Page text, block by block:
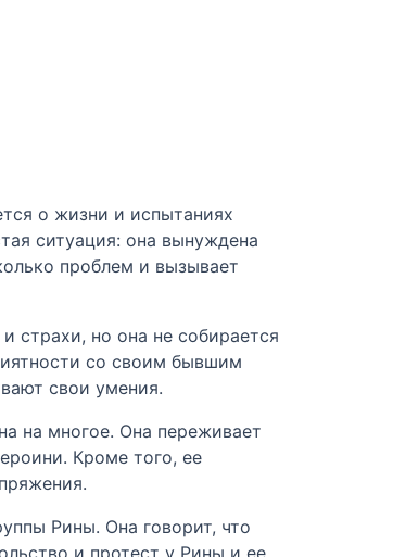
о жизни и испытаниях
ситуация: она вынуждена
проблем и вызывает
страхи, но она не собирается
со своим бывшим
свои умения.
на многое. Она переживает
Кроме того, ее
Рины. Она говорит, что
и протест у Рины и ее